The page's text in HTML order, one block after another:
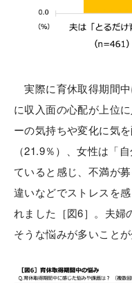
実際に育休取得期間
に収入面の心配が上位
ーの気持ちや変化に気
（21.9％）、女性は「
ていると感じ、不満が
違いなどでストレスを
れました［図6］。夫婦
そうな悩みが多いことが